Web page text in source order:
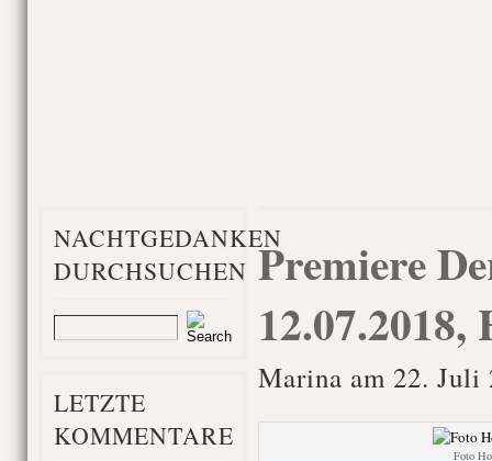
NACHTGEDANKEN
DURCHSUCHEN
LETZTE
KOMMENTARE
Premiere
12.07.2018,
Marina am 22. Juli
Foto